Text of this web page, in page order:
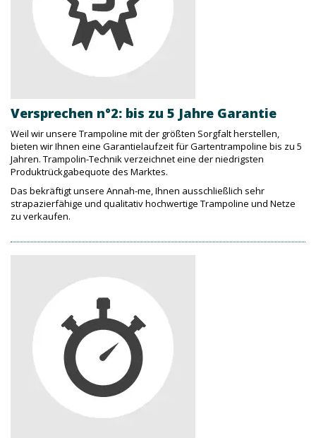
Versprechen n°2: bis zu 5 Jahre Garantie
Weil wir unsere Trampoline mit der größten Sorgfalt herstellen,
bieten wir Ihnen eine Garantielaufzeit für Gartentrampoline bis zu 5
Jahren. Trampolin-Technik verzeichnet eine der niedrigsten
Produktrückgabequote des Marktes.
Das bekräftigt unsere Annah-me, Ihnen ausschließlich sehr
strapazierfähige und qualitativ hochwertige Trampoline und Netze
zu verkaufen.